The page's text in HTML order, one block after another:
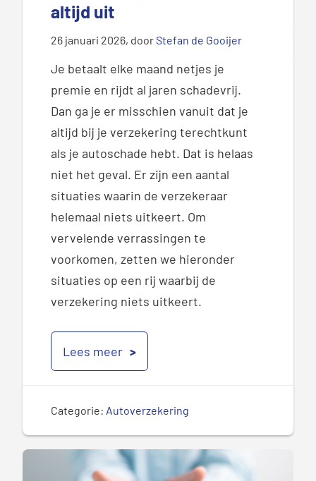
altijd uit
26 januari 2026, doorStefan de Gooijer
Je betaalt elke maand netjes je
premie en rijdt al jaren schadevrij.
Dan ga je er misschien vanuit dat je
altijd bij je verzekering terechtkunt
als je autoschade hebt. Dat is helaas
niet het geval. Er zijn een aantal
situaties waarin de verzekeraar
helemaal niets uitkeert. Om
vervelende verrassingen te
voorkomen, zetten we hieronder
situaties op een rij waarbij de
verzekering niets uitkeert.
Lees meer
Categorie: Autoverzekering